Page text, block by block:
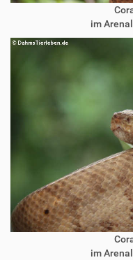
im
im